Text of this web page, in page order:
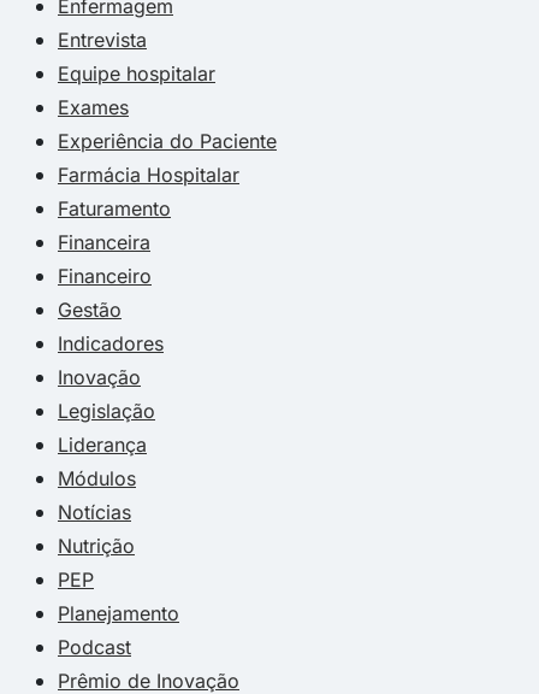
Enfermagem
Entrevista
Equipe hospitalar
Exames
Experiência do Paciente
Farmácia Hospitalar
Faturamento
Financeira
Financeiro
Gestão
Indicadores
Inovação
Legislação
Liderança
Módulos
Notícias
Nutrição
PEP
Planejamento
Podcast
Prêmio de Inovação